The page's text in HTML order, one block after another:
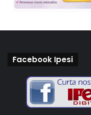
Facebook Ipesi